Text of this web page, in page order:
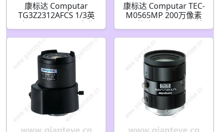
康标达 Computar
TG3Z2312AFCS 1/3英
寸 2.3-6mm F1.2 变焦
康标达 Computar TEC-
M0565MP 200万像素
2/3英寸 65mm 远心镜